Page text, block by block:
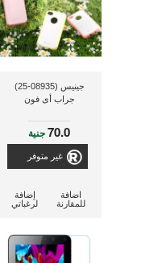
جينيس (08935-25)
جراب أى فون
70.0جنية
غير متوفر
إضافة
لرغباتي
اضافة
للمقارنة